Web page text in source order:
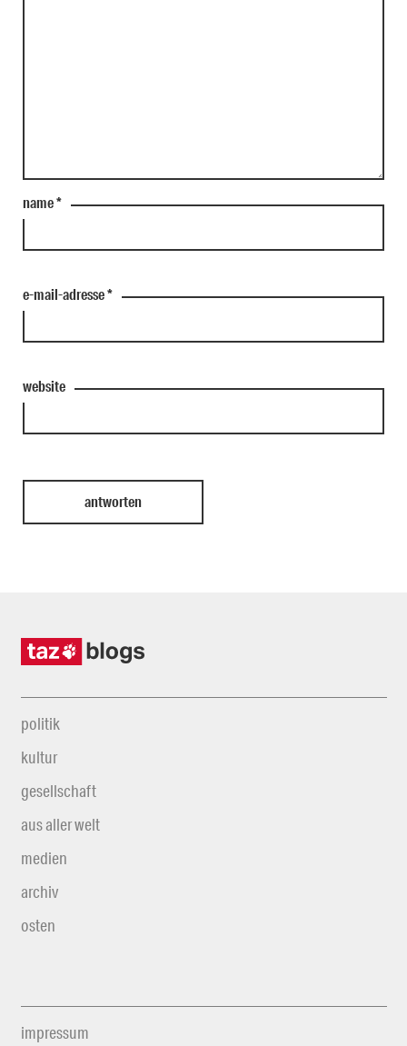
name*
e-mail-adresse*
website
politik
kultur
gesellschaft
aus aller welt
medien
archiv
osten
impressum